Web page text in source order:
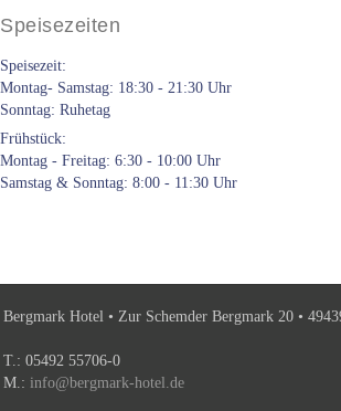
Speisezeiten
Speisezeit:
Montag- Samstag: 18:30 - 21:30 Uhr
Sonntag: Ruhetag
Frühstück:
Montag - Freitag: 6:30 - 10:00 Uhr
Samstag & Sonntag: 8:00 - 11:30 Uhr
Bergmark Hotel • Zur Schemder Bergmark 20 •
T.: 05492 55706-0
M.: info@bergmark-hotel.de